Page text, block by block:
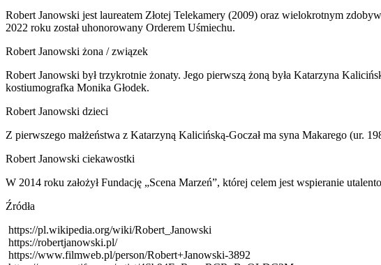
Robert Janowski jest laureatem Złotej Telekamery (2009) oraz wielokrotnym
2022 roku został uhonorowany Orderem Uśmiechu.
Robert Janowski żona / związek
Robert Janowski był trzykrotnie żonaty. Jego pierwszą żoną była Katarzyna
kostiumografka Monika Głodek.
Robert Janowski dzieci
Z pierwszego małżeństwa z Katarzyną Kalicińską-Goczał ma syna Makarego (ur.
Robert Janowski ciekawostki
W 2014 roku założył Fundację „Scena Marzeń”, której celem jest wspieranie
Źródła
https://pl.wikipedia.org/wiki/Robert_Janowski
https://robertjanowski.pl/
https://www.filmweb.pl/person/Robert+Janowski-3892